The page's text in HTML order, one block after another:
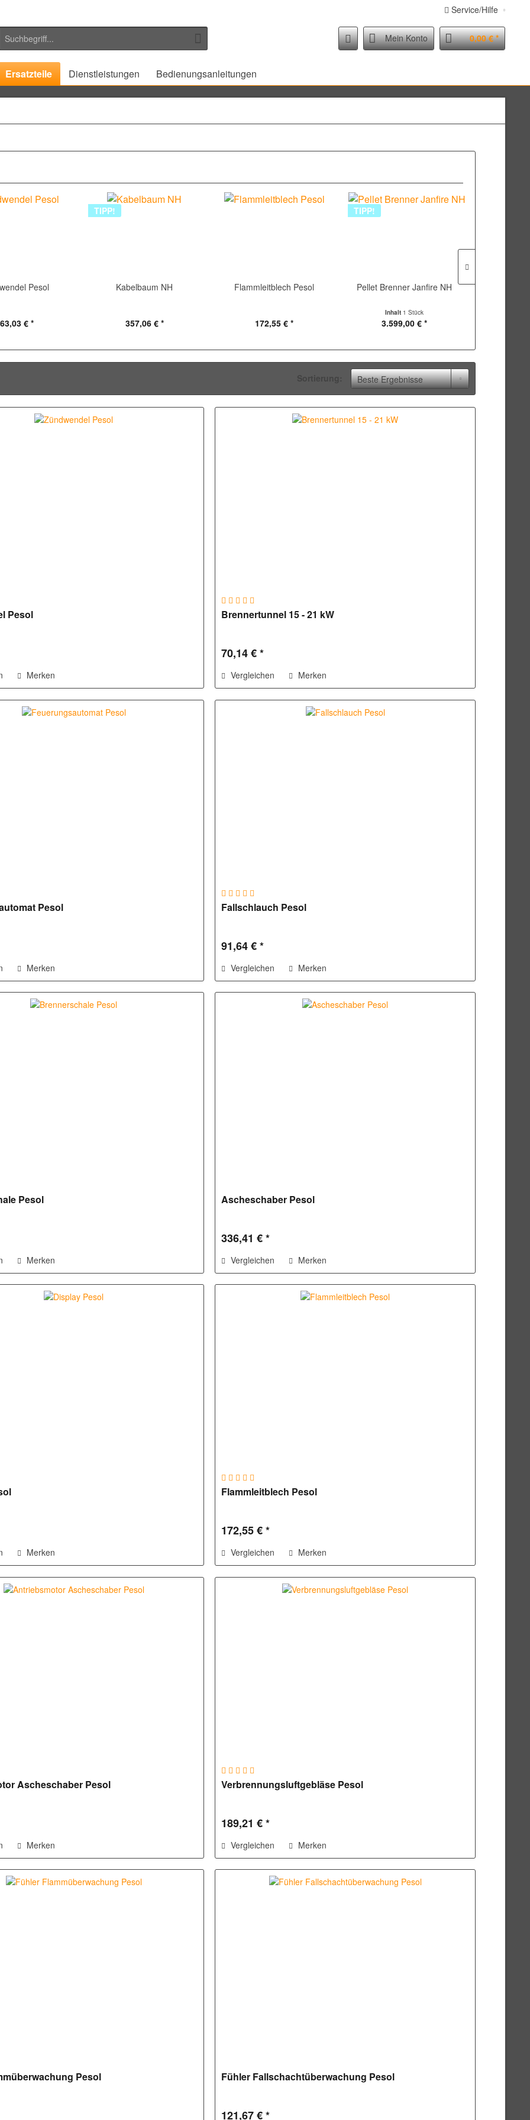
Service/Hilfe
Mein Konto 0,00 € *
Ersatzteile Dienstleistungen Bedienungsanleitungen
Pesol
€ *
TIPP!
Kabelbaum NH
357,06 € *
Flammleitblech Pesol
172,55 € *
TIPP!
Pellet Brenner Janfire NH
Inhalt 1 Stück
3.599,00 € *
Sortierung:
Pesol
Merken
Brennertunnel 15 - 21 kW
70,14 € *
Vergleichen Merken
Pesol
Merken
Fallschlauch Pesol
91,64 € *
Vergleichen Merken
Pesol
Merken
Ascheschaber Pesol
336,41 € *
Vergleichen Merken
Merken
Flammleitblech Pesol
172,55 € *
Vergleichen Merken
Ascheschaber Pesol
Merken
Verbrennungsluftgebläse Pesol
189,21 € *
Vergleichen Merken
Pesol Fühler Fallschachtüberwachung Pesol
121,67 € *